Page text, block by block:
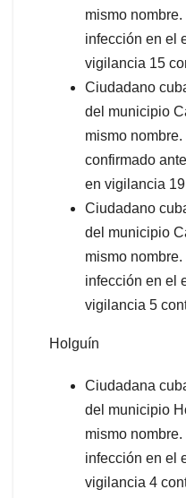
mismo
infección en el
vigilancia 15
Ciudadano
del municipio
mismo
confirmado
en vigilancia
Ciudadano
del municipio
mismo
infección en el
vigilancia 5
Holguín
Ciudadana
del municipio
mismo
infección en el
vigilancia 4